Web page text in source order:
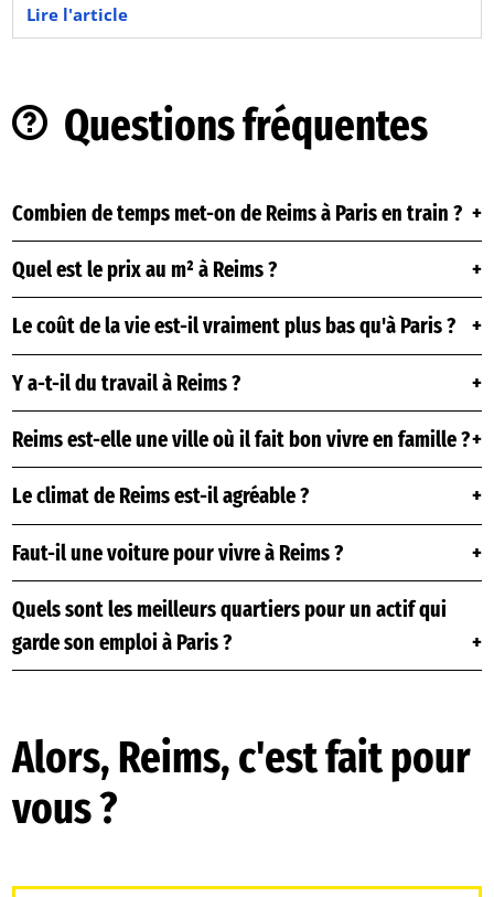
Lire l'article
Questions fréquentes
Combien de temps met-on de Reims à Paris en train ?
Quel est le prix au m² à Reims ?
Le coût de la vie est-il vraiment plus bas qu'à Paris ?
Y a-t-il du travail à Reims ?
Reims est-elle une ville où il fait bon vivre en famille ?
Le climat de Reims est-il agréable ?
Faut-il une voiture pour vivre à Reims ?
Quels sont les meilleurs quartiers pour un actif qui
garde son emploi à Paris ?
Alors, Reims, c'est fait pour
vous ?